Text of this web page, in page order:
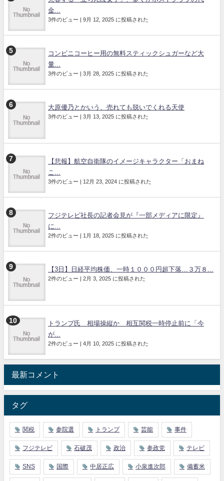
金...
3件のビュー | 9月 12, 2025 に投稿された
コンビニコーヒー用の無料スティックシュガーなど大
量...
3件のビュー | 3月 28, 2025 に投稿された
大原優乃とかいう、売れても脱いでくれる天使
3件のビュー | 3月 13, 2025 に投稿された
【悲報】航空自衛隊のイメージキャラクター「おまね
こ...
3件のビュー | 12月 23, 2024 に投稿された
フジテレビ社長の記者会見が『一部メディアに限定』
に...
2件のビュー | 1月 18, 2025 に投稿された
【3日】日経平均株価、一時１０００円超下落…３万８...
2件のビュー | 2月 3, 2025 に投稿された
トランプ氏 相場操縦か 相互関税一時停止前に「今
が...
2件のビュー | 4月 10, 2025 に投稿された
最新コメント
タグ
関税 参院選 トランプ 芸能 事件
フジテレビ 石破茂 政治 参政党 テレビ
SNS 国際 中居正広 小泉進次郎 備蓄米